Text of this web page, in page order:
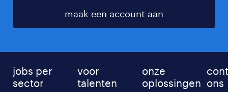
maak een account aan
jobs per
sector
voor
talenten
onze
oplossingen ons